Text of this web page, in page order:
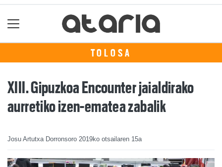
TOLOSA
XIII. Gipuzkoa Encounter jaialdirako
aurretiko izen-ematea zabalik
Josu Artutxa Dorronsoro 2019ko otsailaren 15a